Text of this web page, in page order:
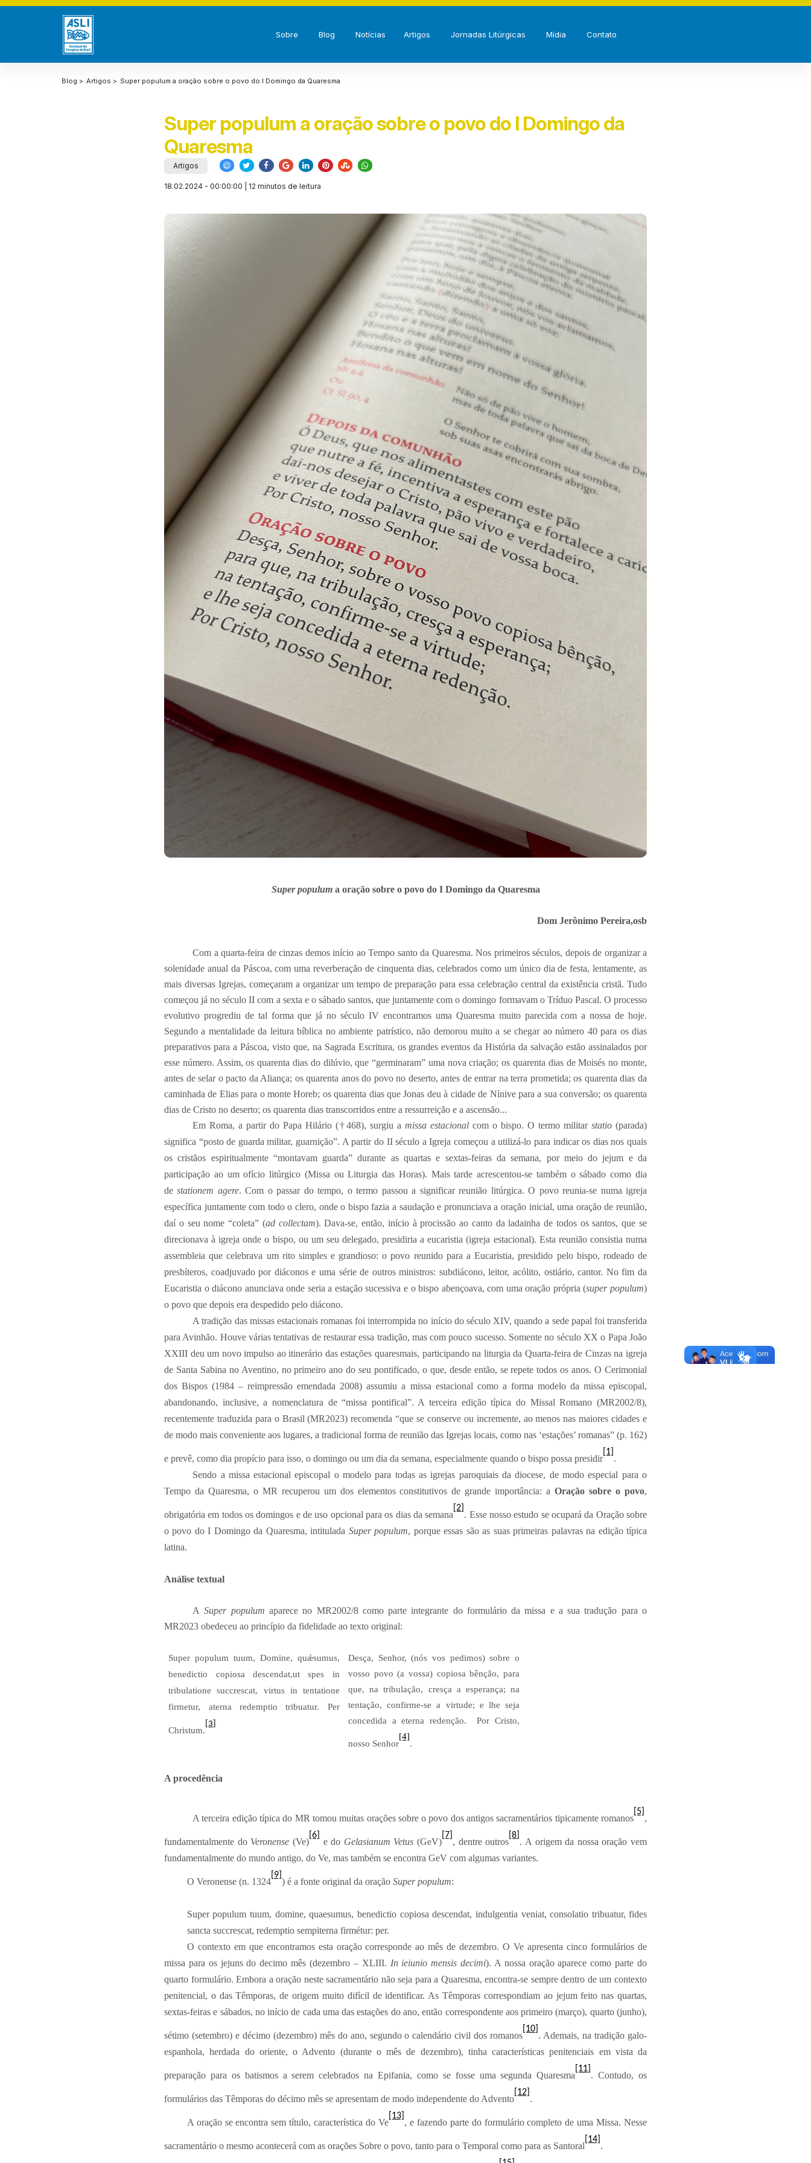
Sobre Blog Notícias Artigos Jornadas Litúrgicas Mídia Contato
Blog > Artigos > Super populum a oração sobre o povo do I Domingo da Quaresma
Super populum a oração sobre o povo do I Domingo da
Quaresma
Artigos
18.02.2024 - 00:00:00 | 12 minutos de leitura
Super populum a oração sobre o povo do I Domingo da Quaresma
Dom Jerônimo Pereira,osb
Com a quarta-feira de cinzas demos início ao Tempo santo da Quaresma. Nos primeiros séculos, depois de organizar a
solenidade anual da Páscoa, com uma reverberação de cinquenta dias, celebrados como um único dia de festa, lentamente, as
mais diversas Igrejas, começaram a organizar um tempo de preparação para essa celebração central da existência cristã. Tudo
começou já no século II com a sexta e o sábado santos, que juntamente com o domingo formavam o Tríduo Pascal. O processo
evolutivo progrediu de tal forma que já no século IV encontramos uma Quaresma muito parecida com a nossa de hoje.
Segundo a mentalidade da leitura bíblica no ambiente patrístico, não demorou muito a se chegar ao número 40 para os dias
preparativos para a Páscoa, visto que, na Sagrada Escritura, os grandes eventos da História da salvação estão assinalados por
esse número. Assim, os quarenta dias do dilúvio, que “germinaram” uma nova criação; os quarenta dias de Moisés no monte,
antes de selar o pacto da Aliança; os quarenta anos do povo no deserto, antes de entrar na terra prometida; os quarenta dias da
caminhada de Elias para o monte Horeb; os quarenta dias que Jonas deu à cidade de Nínive para a sua conversão; os quarenta
dias de Cristo no deserto; os quarenta dias transcorridos entre a ressurreição e a ascensão...
Em Roma, a partir do Papa Hilário (†468), surgiu a missa estacionalcom o bispo. O termo militar statio(parada)
significa “posto de guarda militar, guarnição”. A partir do II século a Igreja começou a utilizá-lo para indicar os dias nos quais
os cristãos espiritualmente “montavam guarda” durante as quartas e sextas-feiras da semana, por meio do jejum e da
participação ao um ofício litúrgico (Missa ou Liturgia das Horas). Mais tarde acrescentou-se também o sábado como dia
destationem agere. Com o passar do tempo, o termo passou a significar reunião litúrgica. O povo reunia-se numa igreja
específica juntamente com todo o clero, onde o bispo fazia a saudação e pronunciava a oração inicial, uma oração de reunião,
daí o seu nome “coleta” (ad collectam). Dava-se, então, início à procissão ao canto da ladainha de todos os santos, que se
direcionava à igreja onde o bispo, ou um seu delegado, presidiria a eucaristia (igreja estacional). Esta reunião consistia numa
assembleia que celebrava um rito simples e grandioso: o povo reunido para a Eucaristia, presidido pelo bispo, rodeado de
presbíteros, coadjuvado por diáconos e uma série de outros ministros: subdiácono, leitor, acólito, ostiário, cantor. No fim da
Eucaristia o diácono anunciava onde seria a estação sucessiva e o bispo abençoava, com uma oração própria (super populum)
o povo que depois era despedido pelo diácono.
A tradição das missas estacionais romanas foi interrompida no início do século XIV, quando a sede papal foi transferida
para Avinhão. Houve várias tentativas de restaurar essa tradição, mas com pouco sucesso. Somente no século XX o Papa João
XXIII deu um novo impulso ao itinerário das estações quaresmais, participando na liturgia da Quarta-feira de Cinzas na igreja
de Santa Sabina no Aventino, no primeiro ano do seu pontificado, o que, desde então, se repete todos os anos. O Cerimonial
dos Bispos (1984 – reimpressão emendada 2008) assumiu a missa estacional como a forma modelo da missa episcopal,
abandonando, inclusive, a nomenclatura de “missa pontifical”. A terceira edição típica do Missal Romano (MR2002/8),
recentemente traduzida para o Brasil (MR2023) recomenda “que se conserve ou incremente, ao menos nas maiores cidades e
de modo mais conveniente aos lugares, a tradicional forma de reunião das Igrejas locais, como nas ‘estações’ romanas” (p. 162)
e prevê, como dia propício para isso, o domingo ou um dia da semana, especialmente quando o bispo possa presidir
[1]
.
Sendo a missa estacional episcopal o modelo para todas as igrejas paroquiais da diocese, de modo especial para o
Tempo da Quaresma, o MR recuperou um dos elementos constitutivos de grande importância: aOração sobre o povo,
obrigatória em todos os domingos e de uso opcional para os dias da semana
[2]
. Esse nosso estudo se ocupará da Oração sobre
o povo do I Domingo da Quaresma, intitulada Super populum, porque essas são as suas primeiras palavras na edição típica
latina.
Análise textual
ASuper populum aparece no MR2002/8 como parte integrante do formulário da missa e a sua tradução para o
MR2023 obedeceu ao princípio da fidelidade ao texto original:
Super populum tuum, Domine, quǽsumus,
benedictio copiosa descendat,ut spes in
tribulatione succrescat, virtus in tentatione
firmetur, aterna redemptio tribuatur. Per
Christum.
[3]
Desça, Senhor, (nós vos pedimos) sobre o
vosso povo (a vossa) copiosa bênção, para
que, na tribulação, cresça a esperança; na
tentação, confirme-se a virtude; e lhe seja
concedida a eterna redenção. Por Cristo,
nosso Senhor
[4]
.
A procedência
A terceira edição típica do MR tomou muitas orações sobre o povo dos antigos sacramentários tipicamente romanos
[5]
,
fundamentalmente do Veronense (Ve)
[6]
e do Gelasianum Vetus (GeV)
[7]
, dentre outros
[8]
. A origem da nossa oração vem
fundamentalmente do mundo antigo, do Ve, mas também se encontra GeV com algumas variantes.
O Veronense (n. 1324
[9]
) é a fonte original da oração Super populum:
Super populum tuum, domine, quaesumus, benedictio copiosa descendat, indulgentia veniat, consolatio tribuatur, fides
sancta succrescat, redemptio sempiterna firmétur: per.
O contexto em que encontramos esta oração corresponde ao mês de dezembro. O Ve apresenta cinco formulários de
missa para os jejuns do decimo mês (dezembro – XLIII. In ieiunio mensis decimi). A nossa oração aparece como parte do
quarto formulário. Embora a oração neste sacramentário não seja para a Quaresma, encontra-se sempre dentro de um contexto
penitencial, o das Têmporas, de origem muito difícil de identificar. As Têmporas correspondiam ao jejum feito nas quartas,
sextas-feiras e sábados, no início de cada uma das estações do ano, então correspondente aos primeiro (março), quarto (junho),
sétimo (setembro) e décimo (dezembro) mês do ano, segundo o calendário civil dos romanos
[10]
. Ademais, na tradição galo-
espanhola, herdada do oriente, o Advento (durante o mês de dezembro), tinha características penitenciais em vista da
preparação para os batismos a serem celebrados na Epifania, como se fosse uma segunda Quaresma
[11]
. Contudo, os
formulários das Têmporas do décimo mês se apresentam de modo independente do Advento
[12]
.
A oração se encontra sem título, característica do Ve
[13]
, e fazendo parte do formulário completo de uma Missa. Nesse
sacramentário o mesmo acontecerá com as orações Sobre o povo, tanto para o Temporal como para as Santoral
[14]
.